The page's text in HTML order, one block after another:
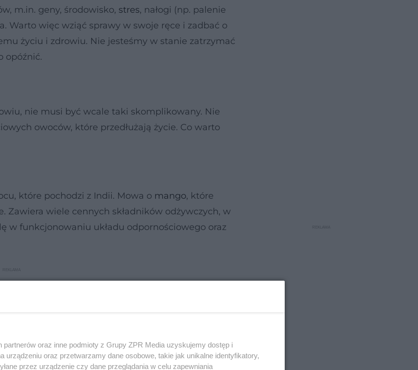
m.in. geny, środowisko, stres, nałogi (np. palenie
Warto więc wziąć sprawy w swoje ręce i zadbać o
życiu i zdrowiu. Nie jesteśmy w stanie zatrzymać
opóźnić.
nie musi być wcale taki skomplikowany. Nie
owoców, które przedłużają życie. Co warto
które pochodzi z Indii. Mowa o mango, które
Zawiera wiele cennych składników odżywczych, w
w funkcjonowaniu układu odpornościowego oraz
partnerów oraz inne podmioty z Grupy ZPR Media uzyskujemy dostęp i
urządzeniu oraz przetwarzamy dane osobowe, takie jak unikalne identyfikatory,
przez urządzenie czy dane przeglądania w celu zapewniania